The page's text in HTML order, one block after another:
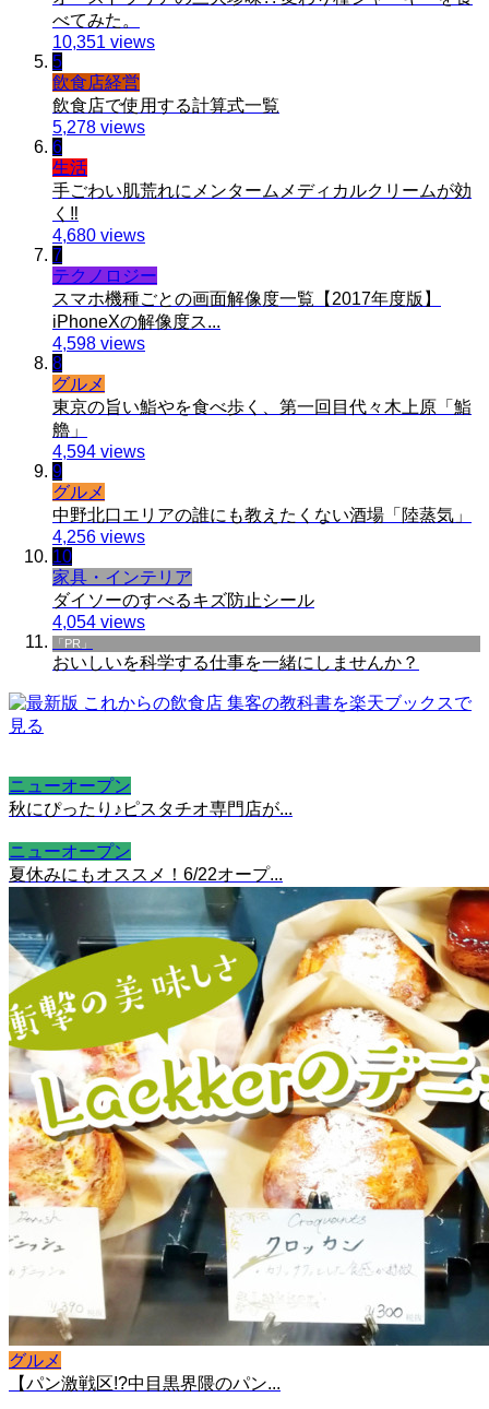
べてみた。
10,351 views
5
飲食店経営
飲食店で使用する計算式一覧
5,278 views
6
生活
手ごわい肌荒れにメンタームメディカルクリームが効
く‼︎
4,680 views
7
テクノロジー
スマホ機種ごとの画面解像度一覧【2017年度版】
iPhoneXの解像度ス...
4,598 views
8
グルメ
東京の旨い鮨やを食べ歩く、第一回目代々木上原「鮨
艪」
4,594 views
9
グルメ
中野北口エリアの誰にも教えたくない酒場「陸蒸気」
4,256 views
10
家具・インテリア
ダイソーのすべるキズ防止シール
4,054 views
「PR」
おいしいを科学する仕事を一緒にしませんか？
ニューオープン
秋にぴったり♪ピスタチオ専門店が...
ニューオープン
夏休みにもオススメ！6/22オープ...
グルメ
【パン激戦区!?中目黒界隈のパン...